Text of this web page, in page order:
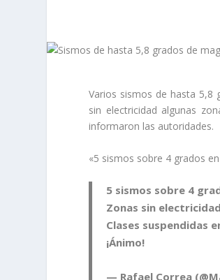
Varios sismos de hasta 5,8
sin electricidad algunas
informaron las autoridades.
«5 sismos sobre 4 grados
5 sismos sobre 4
Zonas sin
Clases suspendidas
¡Ánimo!
— Rafael Correa